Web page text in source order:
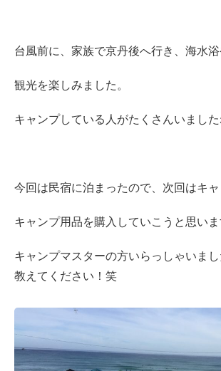
台風前に、家族で京丹後へ行き、海水浴
観光を楽しみました。
キャンプしている人がたくさんいました
今回は民宿に泊まったので、次回はキャ
キャンプ用品を購入していこうと思いま
キャンプマスターの方いらっしゃいま
教えてください！笑